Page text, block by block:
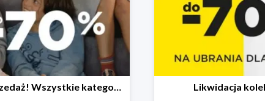
Wyprzedaż! Wszystkie kategorie do -70% Likwidacja